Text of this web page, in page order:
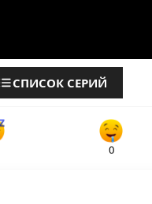
СПИСОК СЕРИЙ
0